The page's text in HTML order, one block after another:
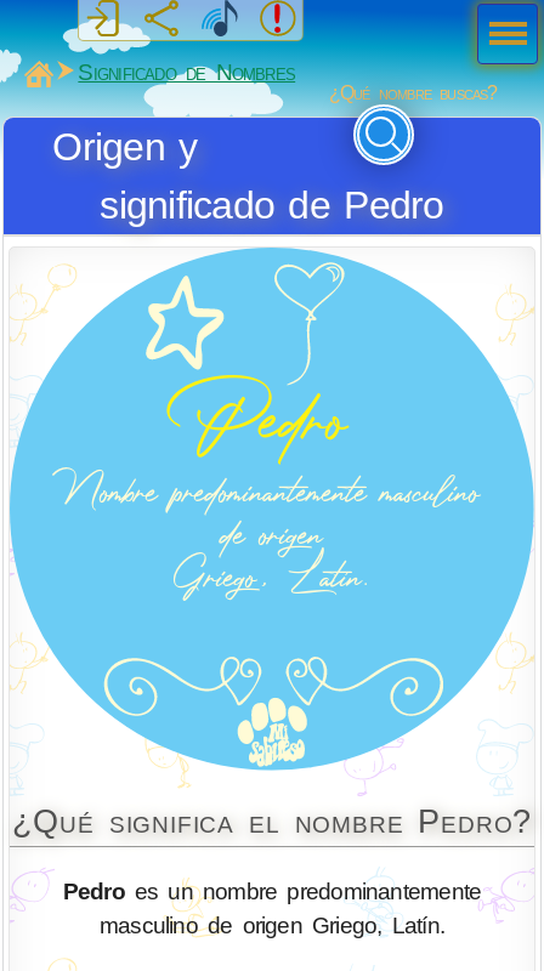
MiSabueso
Significado de Nombres
¿Qué nombre buscas?
Origen y
significado de Pedro
¿Qué significa el nombre Pedro?
Pedroes un nombre predominantemente
masculino de origen Griego, Latín.
Men
ú